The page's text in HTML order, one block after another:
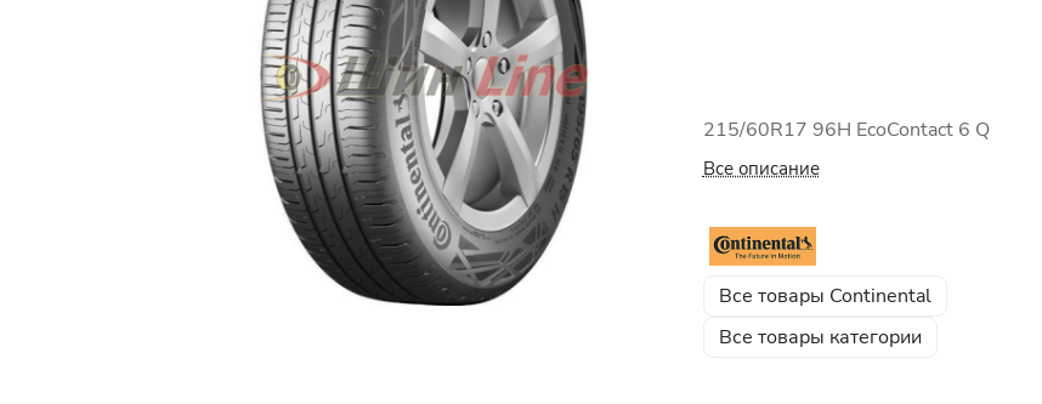
215/60R17 96H EcoContact 6 Q
Все описание
Все товары Continental
Все товары категории